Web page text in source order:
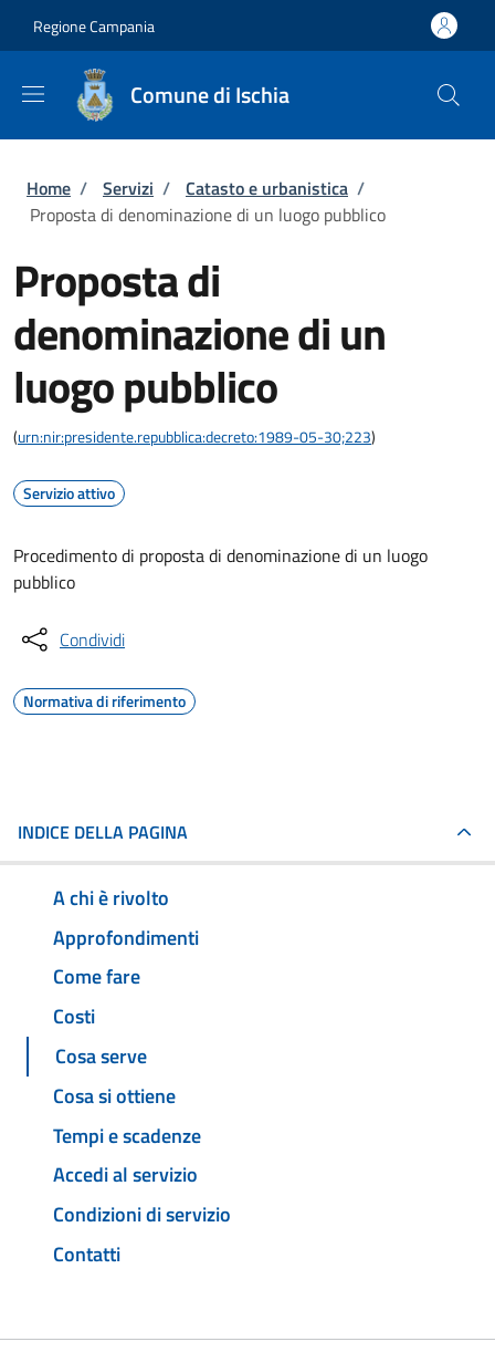
Regione Campania
Comune di Ischia
Briciole di pane
Home / Servizi / Catasto e urbanistica /
Proposta di denominazione di un luogo pubblico
Proposta di
denominazione di un
luogo pubblico
(urn:nir:presidente.repubblica:decreto:1989-05-30;223)
Servizio attivo
Procedimento di proposta di denominazione di un luogo
pubblico
Condividi
Normativa di riferimento
INDICE DELLA PAGINA
A chi è rivolto
Approfondimenti
Come fare
Costi
Cosa serve
Cosa si ottiene
Tempi e scadenze
Accedi al servizio
Condizioni di servizio
Contatti